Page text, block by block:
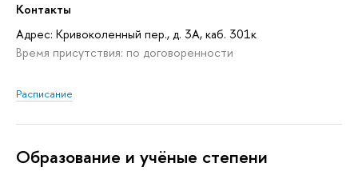
Контакты
Адрес: Кривоколенный пер., д. 3А, каб. 301к
Время присутствия: по договоренности
Расписание
Oбразование и учёные степени